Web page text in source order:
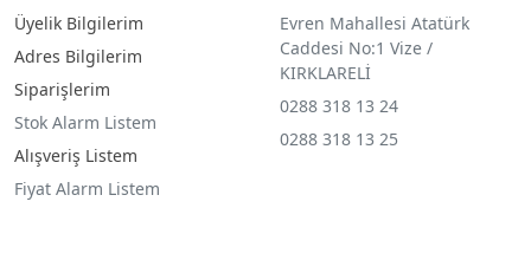
Üyelik Bilgilerim
Adres Bilgilerim
Siparişlerim
Stok Alarm Listem
Alışveriş Listem
Fiyat Alarm Listem
Evren Mahallesi Atatürk
Caddesi No:1 Vize /
KIRKLARELİ
0288 318 13 24
0288 318 13 25